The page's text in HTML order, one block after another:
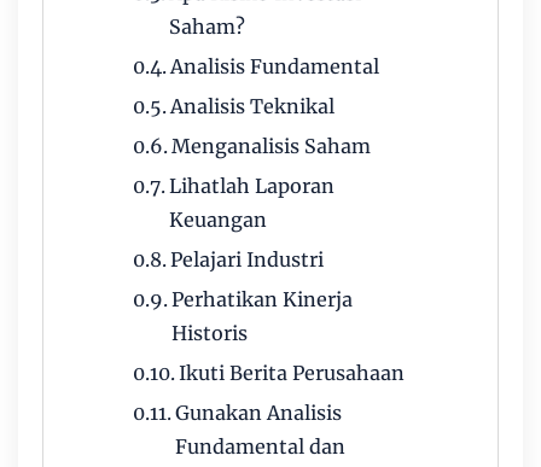
Saham?
Analisis Fundamental
Analisis Teknikal
Menganalisis Saham
Lihatlah Laporan
Keuangan
Pelajari Industri
Perhatikan Kinerja
Historis
Ikuti Berita Perusahaan
Gunakan Analisis
Fundamental dan